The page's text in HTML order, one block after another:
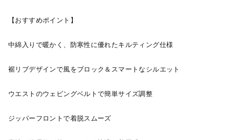
【おすすめポイント】
中綿入りで暖かく、防寒性に優れたキルティング仕様
裾リブデザインで風をブロック＆スマートなシルエット
ウエストのウェビングベルトで簡単サイズ調整
ジッパーフロントで着脱スムーズ